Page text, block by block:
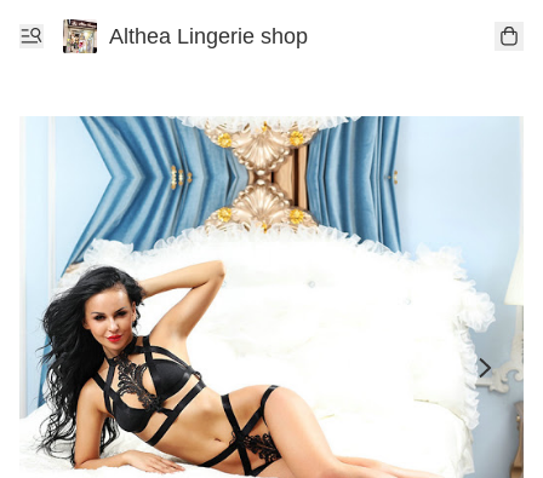
Althea Lingerie shop